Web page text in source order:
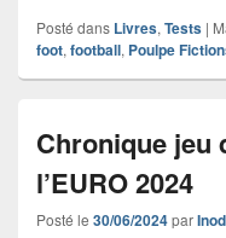
Posté dans Livres, Tests |
foot, football, Poulpe
Chronique jeu
l’EURO 2024
Posté le 30/06/2024parInod